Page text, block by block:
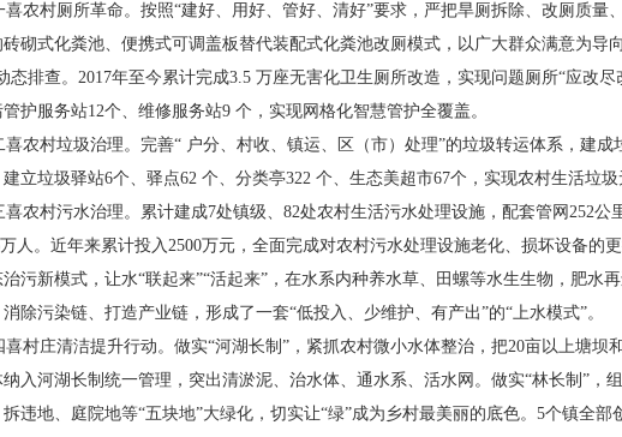
农村厕所革命。按照“建好、用好、管好、清好”要求，严把旱厕拆除、改厕质量
砖砌式化粪池、便携式可调盖板替代装配式化粪池改厕模式，以广大群众满意为导
态排查。2017年至今累计完成3.5 万座无害化卫生厕所改造，实现问题厕所“应改尽
护服务站12个、维修服务站9 个，实现网格化智慧管护全覆盖。
农村垃圾治理。完善“ 户分、 村收、镇运、区（市） 处理”的垃圾转运体系，建成
建立垃圾驿站6个、驿点62 个、分类亭322 个、生态美超市67个，实现农村生活垃圾
农村污水治理。累计建成7处镇级、82处农村生活污水处理设施，配套管网252公
人。 近年来累计投入2500万元，全面完成对农村污水处理设施老化、损坏设备的
污新模式，让水“联起来”“活起来”，在水系内种养水草、田螺等水生生物，肥水
消除污染链、打造产业链，形成了一套“低投入、少维护、有产出”的“上水模式”。
村庄清洁提升行动。做实“河湖长制”，紧抓农村微小水体整治，把20亩以上塘坝
纳入河湖长制统一管理，突出清淤泥、治水体、通水系、活水网。做实“林长制”，
拆违地、庭院地等“五块地”大绿化，切实让“绿”成为乡村最美丽的底色。5个镇全部